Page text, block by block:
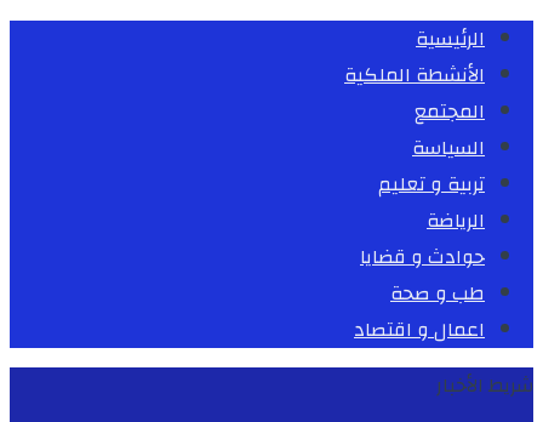
الرئيسية
الأنشطة الملكية
المجتمع
السياسة
تربية و تعليم
الرياضة
حوادث و قضايا
طب و صحة
اعمال و اقتصاد
شريط الأخبار